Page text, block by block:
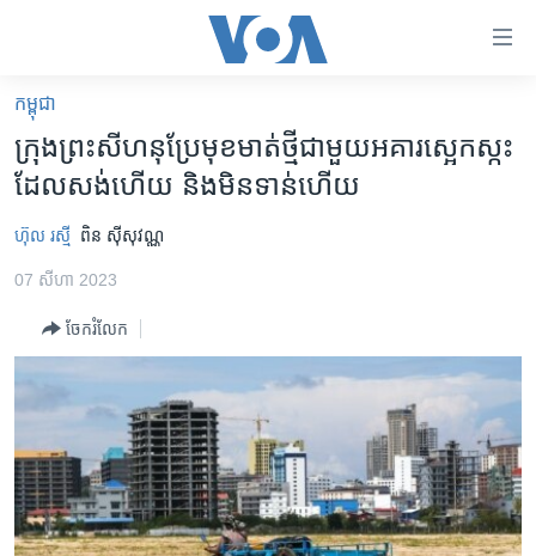
គេហទំព័រ​
ទាក់ទង
រំលង​
និង​
ចូល​
ទំព័រ​
ចូល​
ទៅ​
ទំព័រ​
រចនា
កម្ពុជា
អន្តរជាតិ
កម្ពុជាច្នៃប្រតិដ្ឋ
ទូរទស្សន៍ / វីដេអូ​
វិទ្យុ / ផតខាសថ៍
កម្មវិធីទាំងអស់
កម្ពុជា
ក្រុង​ព្រះសីហនុ​ប្រែ​មុខមាត់​ថ្មី​ជាមួយ​អគារ​ស្អេកស្កះ​
ដែល​សង់​ហើយ និង​មិនទាន់​ហើយ
ហ៊ុល រស្មី ពិន ស៊ីសុវណ្ណ​
07 សីហា 2023
ចែករំលែក